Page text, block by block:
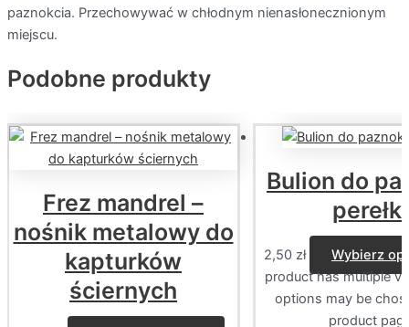
paznokcia. Przechowywać w chłodnym nienasłonecznionym
miejscu.
Podobne produkty
Frez mandrel –
nośnik metalowy do
kapturków
ściernych
Bulion do
perełki
2,50 zł
Wybierz
product has multiple
options may be
product